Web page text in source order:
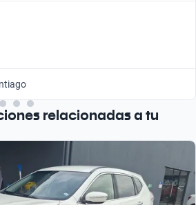
relacionadas a tu